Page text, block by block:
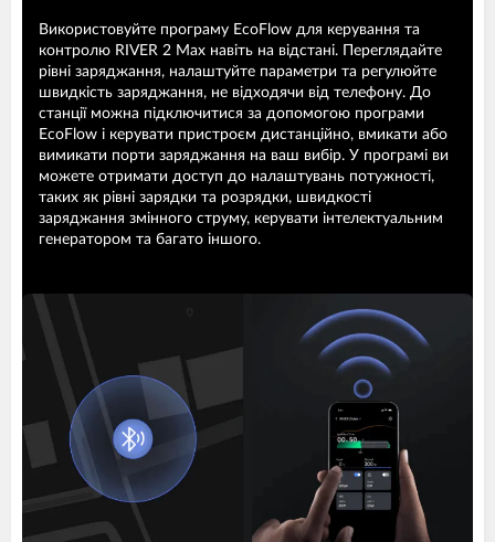
Використовуйте програму EcoFlow для керування та
контролю RIVER 2 Max навіть на відстані. Переглядайте
рівні заряджання, налаштуйте параметри та регулюйте
швидкість заряджання, не відходячи від телефону. До
станції можна підключитися за допомогою програми
EcoFlow і керувати пристроєм дистанційно, вмикати або
вимикати порти заряджання на ваш вибір. У програмі ви
можете отримати доступ до налаштувань потужності,
таких як рівні зарядки та розрядки, швидкості
заряджання змінного струму, керувати інтелектуальним
генератором та багато іншого.